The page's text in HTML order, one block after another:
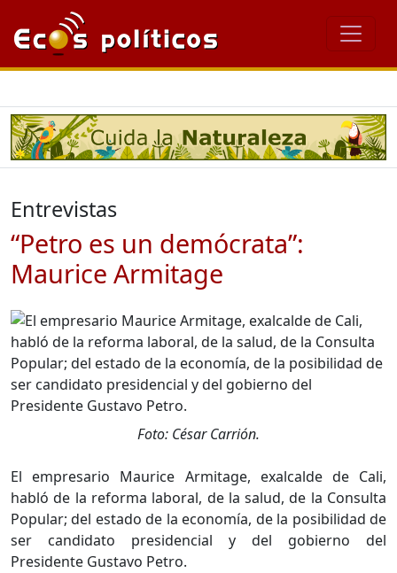
Entrevistas
“Petro es un demócrata”:
Maurice Armitage
Foto: César Carrión.
El empresario Maurice Armitage, exalcalde de Cali,
habló de la reforma laboral, de la salud, de la Consulta
Popular; del estado de la economía, de la posibilidad de
ser candidato presidencial y del gobierno del
Presidente Gustavo Petro.